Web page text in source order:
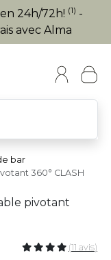
24h/72h! (1) -
avec Alma
bar
360° CLASH
pivotant
(11 avis)